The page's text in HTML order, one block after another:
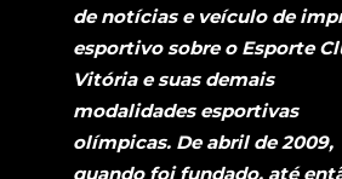
de notícias e veículo de
esportivo sobre o Esporte
Vitória e suas demais
modalidades esportivas
olímpicas. De abril de 2009,
quando foi fundado, até